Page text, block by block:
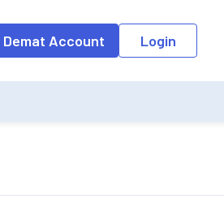
Demat Account Login